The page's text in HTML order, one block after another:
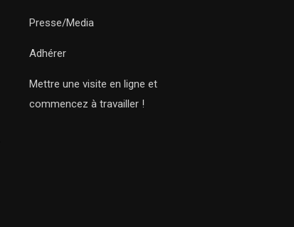
Presse/Media
Adhérer
Mettre une visite en ligne et
commencez à travailler !